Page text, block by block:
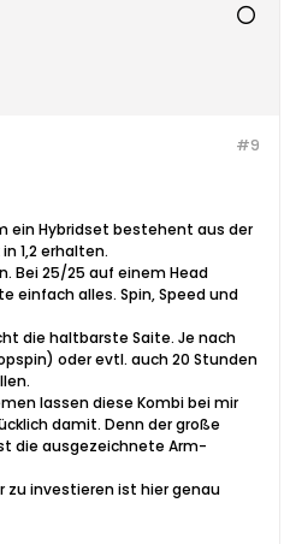
#9
ein Hybridset bestehent aus der
1,2 erhalten.
Bei 25/25 auf einem Head
einfach alles. Spin, Speed und
die haltbarste Saite. Je nach
oder evtl. auch 20 Stunden
lassen diese Kombi bei mir
damit. Denn der große
die ausgezeichnete Arm-
zu investieren ist hier genau